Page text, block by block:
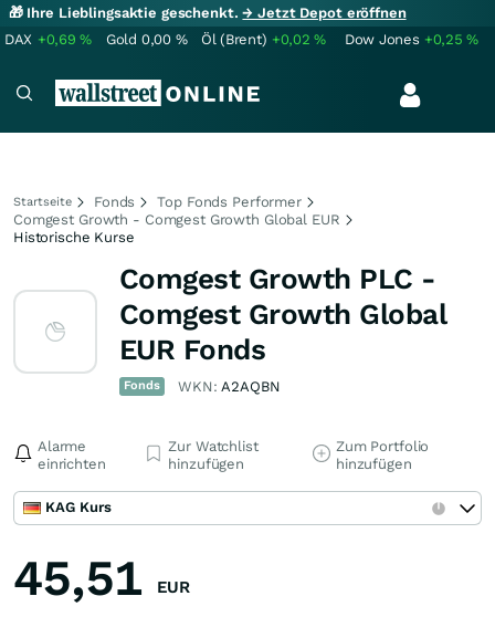
🎁 Ihre Lieblingsaktie geschenkt.→ Jetzt Depot eröffnen
DAX +0,69% Gold 0,00 % Öl (Brent) +0,02% Dow Jones +0,25%
Startseite Fonds
Top Fonds Performer
Comgest Growth - Comgest Growth Global EUR
Historische Kurse
Comgest Growth PLC -
Comgest Growth Global
EUR Fonds
Fonds WKN:A2AQBN
Alarme
einrichten
Zur Watchlist
hinzufügen
Zum Portfolio
hinzufügen
KAG Kurs
45,51 EUR